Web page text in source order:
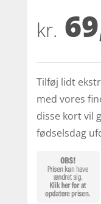
på
kundebedø
kr.
Tilføj lidt
med vores
disse kort vil
fødselsdag